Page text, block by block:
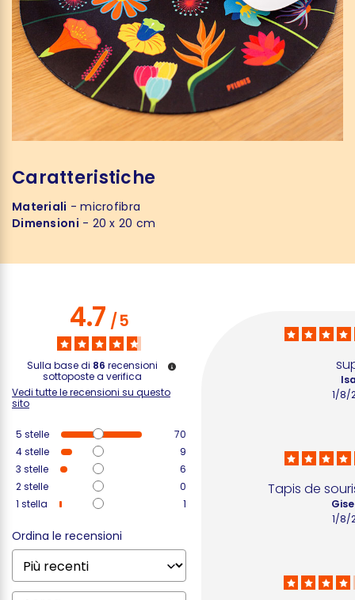
Caratteristiche
Materiali - microfibra
Dimensioni - 20 x 20 cm
4.7/5
Sulla base di 86 recensioni
sottoposte a verifica
Vedi tutte le recensioni su questo
sito
5 stelle
70
4stelle
9
3 stelle
6
2stelle
0
1 stella 1
Ordina le recensioni
1/8/
Tapis de
1/8/